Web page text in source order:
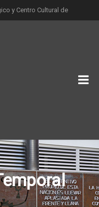
y Centro Cultural de